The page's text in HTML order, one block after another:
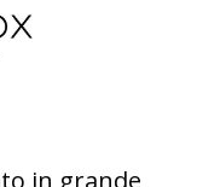
in grande